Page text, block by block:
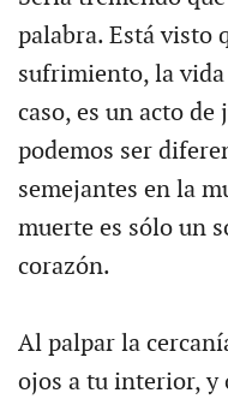
palabra. Está visto
sufrimiento, la
caso, es un acto
podemos ser
semejantes en la
muerte es sólo un
corazón.
Al palpar la
ojos a tu interior, y